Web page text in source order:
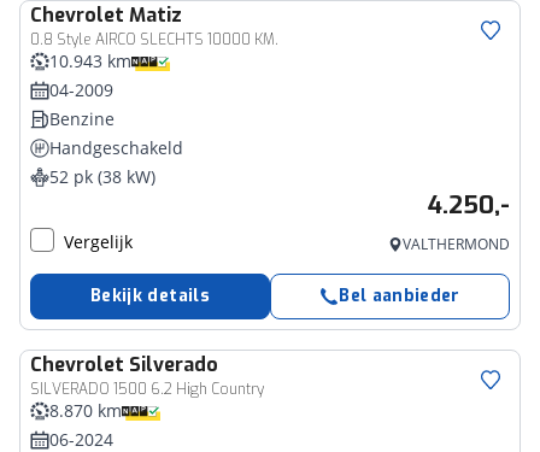
Chevrolet Matiz
0.8 Style AIRCO SLECHTS 10000 KM.
10.943 km
04-2009
Benzine
Handgeschakeld
52 pk (38 kW)
4.250,-
Vergelijk VALTHERMOND
Bekijk details Bel aanbieder
Chevrolet Silverado
SILVERADO 1500 6.2 High Country
Bedrijfswagen
8.870 km
06-2024